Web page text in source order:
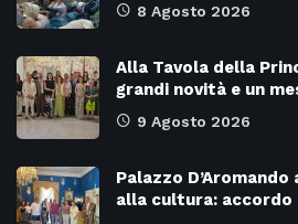
8 Agosto 2026
Alla Tavola della
grandi novità e un
9 Agosto 2026
Palazzo D’Aromando
alla cultura: accordo